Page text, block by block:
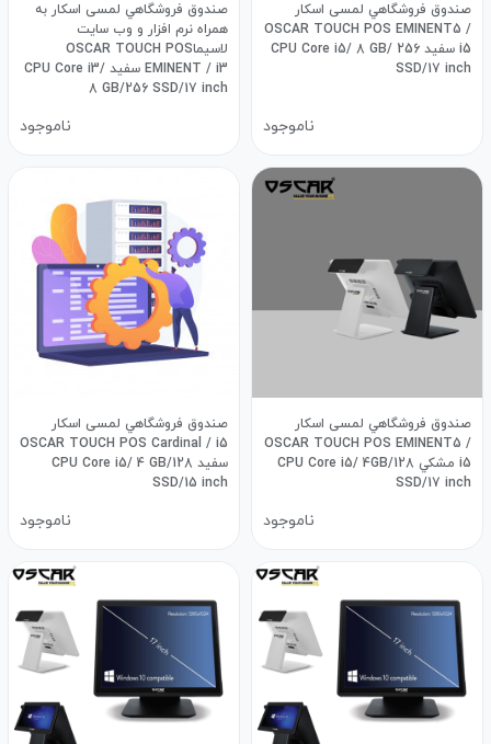
صندوق فروشگاهي لمسی اسکار
OSCAR TOUCH POS EMINENT5 /
i5 سفيد CPU Core i5/ 8 GB/ 256
SSD/17 inch
ناموجود
صندوق فروشگاهي لمسی اسکار به
همراه نرم افزار و وب سایت
لاسیماOSCAR TOUCH POS
EMINENT / i3 سفيد CPU Core i3/
8 GB/256 SSD/17 inch
ناموجود
صندوق فروشگاهي لمسی اسکار
OSCAR TOUCH POS EMINENT5 /
i5 مشكي CPU Core i5/ 4GB/128
SSD/17 inch
ناموجود
صندوق فروشگاهي لمسی اسکار
OSCAR TOUCH POS Cardinal / i5
سفید CPU Core i5/ 4 GB/128
SSD/15 inch
ناموجود